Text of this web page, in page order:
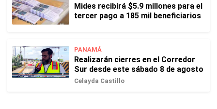
Mides recibirá $5.9 millones para el
tercer pago a 185 mil beneficiarios
PANAMÁ
Realizarán cierres en el Corredor
Sur desde este sábado 8 de agosto
Celayda Castillo